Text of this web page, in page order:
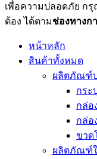
เพื่อความปลอดภัย ก
ต้อง ได้ตามช่องทางก
หน้าหลัก
สินค้าทั้งหมด
ผลิตภัณฑ์บ
กระ
กล่อ
กล่อ
ขวด
ผลิตภัณฑ์